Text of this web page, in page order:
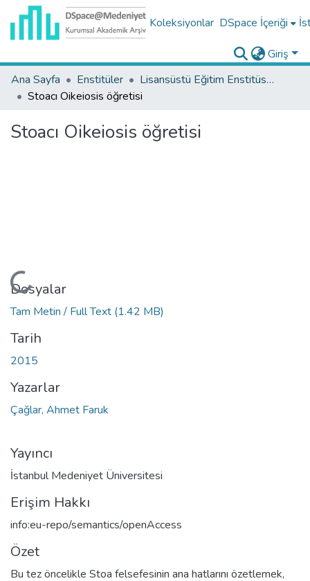
Koleksiyonlar DSpace İçeriği
Giriş
Ana Sayfa
Enstitüler
Lisansüstü Eğitim Enstitüsü Tez Koleksiyonu
Stoacı Oikeiosis öğretisi
Stoacı Oikeiosis öğretisi
Yükleniyor...
Dosyalar
Tam Metin / Full Text (1.42 MB)
Tarih
2015
Yazarlar
Çağlar, Ahmet Faruk
Yayıncı
İstanbul Medeniyet Üniversitesi
Erişim Hakkı
info:eu-repo/semantics/openAccess
Özet
Bu tez öncelikle Stoa felsefesinin ana hatlarını özetlemek,